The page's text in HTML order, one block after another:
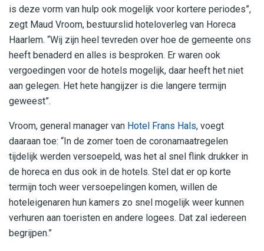
is deze vorm van hulp ook mogelijk voor kortere periodes”,
zegt Maud Vroom, bestuurslid hoteloverleg van Horeca
Haarlem. “Wij zijn heel tevreden over hoe de gemeente ons
heeft benaderd en alles is besproken. Er waren ook
vergoedingen voor de hotels mogelijk, daar heeft het niet
aan gelegen. Het hete hangijzer is die langere termijn
geweest”.
Vroom, general manager van Hotel Frans Hals, voegt
daaraan toe: “In de zomer toen de coronamaatregelen
tijdelijk werden versoepeld, was het al snel flink drukker in
de horeca en dus ook in de hotels. Stel dat er op korte
termijn toch weer versoepelingen komen, willen de
hoteleigenaren hun kamers zo snel mogelijk weer kunnen
verhuren aan toeristen en andere logees. Dat zal iedereen
begrijpen.”